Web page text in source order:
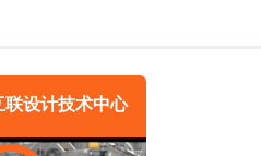
设计技术中心